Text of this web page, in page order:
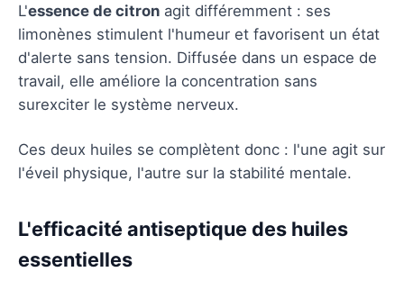
L'essence de citron agit différemment : ses
limonènes stimulent l'humeur et favorisent un état
d'alerte sans tension. Diffusée dans un espace de
travail, elle améliore la concentration sans
surexciter le système nerveux.
Ces deux huiles se complètent donc : l'une agit sur
l'éveil physique, l'autre sur la stabilité mentale.
L'efficacité antiseptique des huiles
essentielles